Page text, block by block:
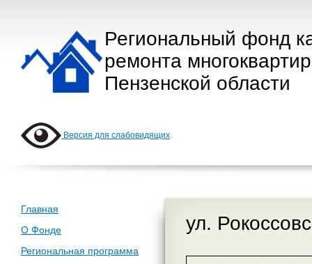
Региональный фонд
ремонта
Пензенской области
Версия для слабовидящих
Главная
О Фонде
Региональная программа
ул.